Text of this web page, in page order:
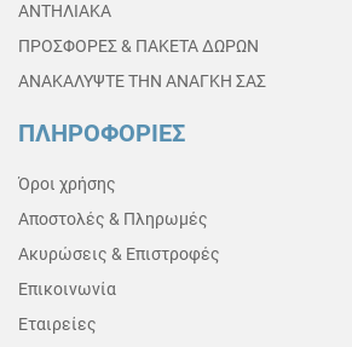
ΑΝΤΗΛΙΑΚΑ
ΠΡΟΣΦΟΡΕΣ & ΠΑΚΕΤΑ ΔΩΡΩΝ
ΑΝΑΚΑΛΥΨΤΕ ΤΗΝ ΑΝΑΓΚΗ ΣΑΣ
ΠΛΗΡΟΦΟΡΙΕΣ
Όροι χρήσης
Αποστολές & Πληρωμές
Ακυρώσεις & Επιστροφές
Επικοινωνία
Εταιρείες